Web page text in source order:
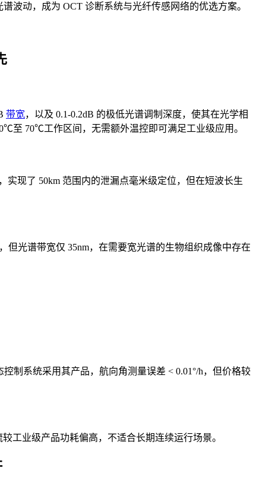
波动，成为 OCT 诊断系统与光纤传感网络的优选方案。
带宽，以及 0.1-0.2dB 的极低光谱调制深度，使其在光学相
至 70℃工作区间，无需额外温控即可满足工业级应用。
实现了 50km 范围内的泄漏点毫米级定位，但在短波长生
但光谱带宽仅 35nm，在需要宽光谱的生物组织成像中存在
制系统采用其产品，航向角测量误差 < 0.01°/h，但价格较
工业级产品功耗偏高，不适合长期连续运行场景。